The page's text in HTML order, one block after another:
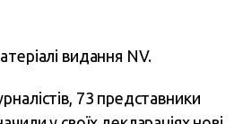
видання NV.
73 представники